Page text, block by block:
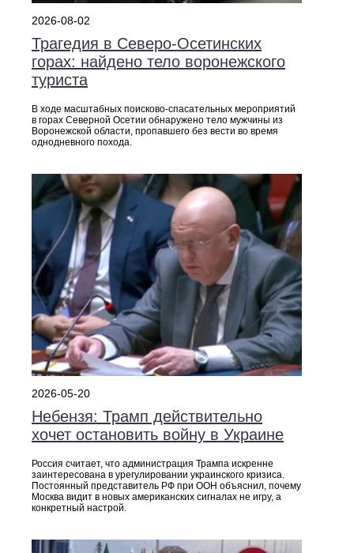
2026-08-02
Трагедия в Северо‑Осетинских
горах: найдено тело воронежского
туриста
В ходе масштабных поисково‑спасательных мероприятий
в горах Северной Осетии обнаружено тело мужчины из
Воронежской области, пропавшего без вести во время
однодневного похода.
2026-05-20
Небензя: Трамп действительно
хочет остановить войну в Украине
Россия считает, что администрация Трампа искренне
заинтересована в урегулировании украинского кризиса.
Постоянный представитель РФ при ООН объяснил, почему
Москва видит в новых американских сигналах не игру, а
конкретный настрой.